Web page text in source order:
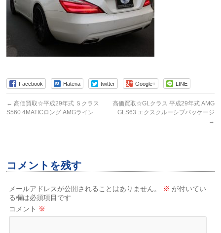
Facebook Hatena twitter Google+ LINE
← 高価買取☆平成29年式 Ｓクラス
S560 4MATICロング AMGライン
高価買取☆GLクラス 平成29年式 AMG
GLS63 エクスクルーシブパッケージ
→
コメントを残す
メールアドレスが公開されることはありません。 ※ が付いてい
る欄は必須項目です
コメント ※